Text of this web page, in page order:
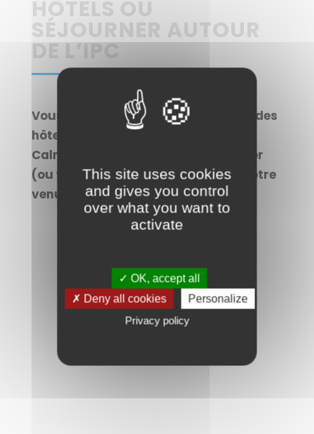
HÔTELS OÙ
SÉJOURNER AUTOUR
DE L’IPC
Vous trouverez ci-dessous la carte des
hôtels proches de l’Institut Paoli-
Calmettes où vous pourrez séjourner
(ou vos accompagnants) lors de votre
venue .
This site uses cookies
and gives you control
over what you want to
activate
✓ OK, accept all
✗ Deny all cookies
Personalize
Privacy policy